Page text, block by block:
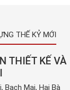
THẾ KỶ MỚI
THIẾT KẾ VÀ
Bạch Mai, Hai Bà